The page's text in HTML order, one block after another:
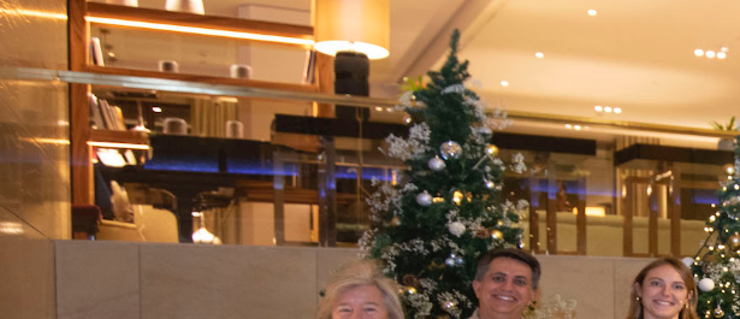
Acción Social
Ediciones Anteriores
Formulario de inscripción 2027